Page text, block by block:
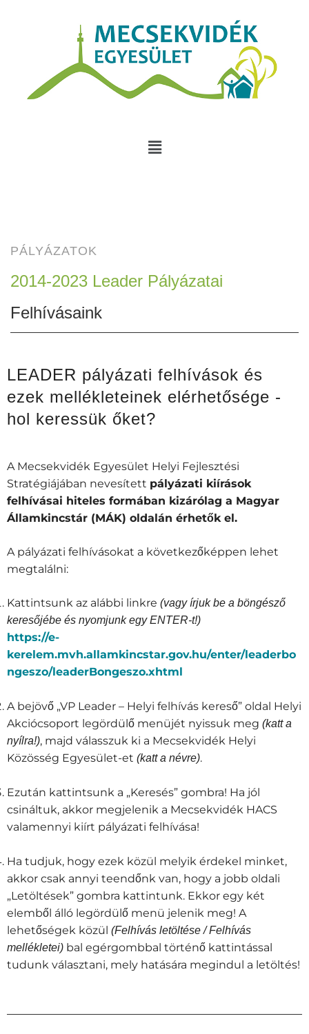
PÁLYÁZATOK
2014-2023 Leader Pályázatai
Felhívásaink
LEADER pályázati felhívások és
ezek mellékleteinek elérhetősége -
hol keressük őket?
A Mecsekvidék Egyesület Helyi Fejlesztési
Stratégiájában nevesített pályázati kiírások
felhívásai hiteles formában kizárólag a Magyar
Államkincstár (MÁK) oldalán érhetők el.
A pályázati felhívásokat a következőképpen lehet
megtalálni:
Kattintsunk az alábbi linkre (vagy írjuk be a böngésző
keresőjébe és nyomjunk egy ENTER-t!)
https://e-
kerelem.mvh.allamkincstar.gov.hu/enter/leaderbo
ngeszo/leaderBongeszo.xhtml
A bejövő „VP Leader – Helyi felhívás kereső” oldal Helyi
Akciócsoport legördülő menüjét nyissuk meg (katt a
nyílra!), majd válasszuk ki a Mecsekvidék Helyi
Közösség Egyesület-et (katt a névre).
Ezután kattintsunk a „Keresés” gombra! Ha jól
csináltuk, akkor megjelenik a Mecsekvidék HACS
valamennyi kiírt pályázati felhívása!
Ha tudjuk, hogy ezek közül melyik érdekel minket,
akkor csak annyi teendőnk van, hogy a jobb oldali
„Letöltések” gombra kattintunk. Ekkor egy két
elemből álló legördülő menü jelenik meg! A
lehetőségek közül (Felhívás letöltése / Felhívás
mellékletei) bal egérgombbal történő kattintással
tudunk választani, mely hatására megindul a letöltés!